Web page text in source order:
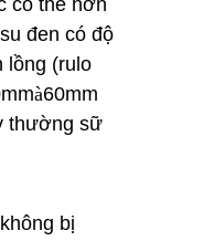
có thể hơn
đen có độ
lồng (rulo
à60mm
thường sữ
bị